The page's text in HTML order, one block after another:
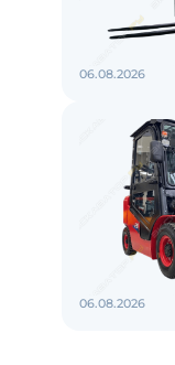
06.08.2026
06.08.2026